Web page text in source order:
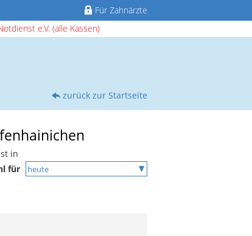
Für Zahnärzte
e.V. (alle Kassen)
zurück zur Startseite
in
für